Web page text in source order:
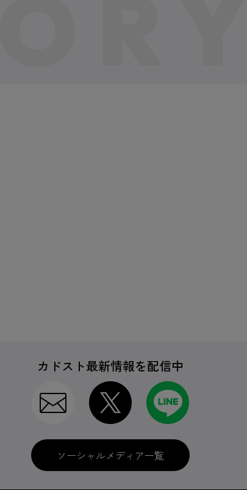
カドスト最新情報を配信中
ソーシャルメディア一覧